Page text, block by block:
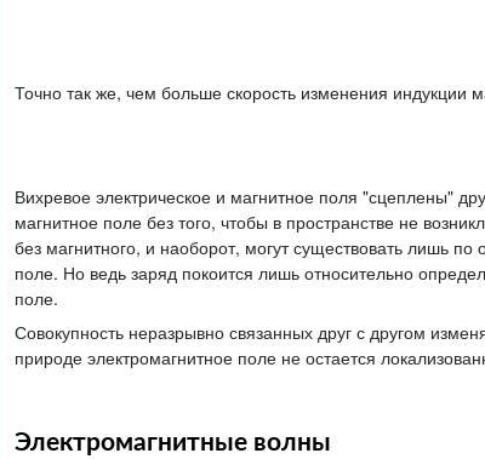
Точно так же, чем больше скорость изменения индукции
Вихревое электрическое и магнитное поля "сцеплены"
магнитное поле без того, чтобы в пространстве не
без магнитного, и наоборот, могут существовать лишь
поле. Но ведь заряд покоится лишь относительно
поле.
Совокупность неразрывно связанных друг с другом
природе электромагнитное поле не остается
Электромагнитные волны